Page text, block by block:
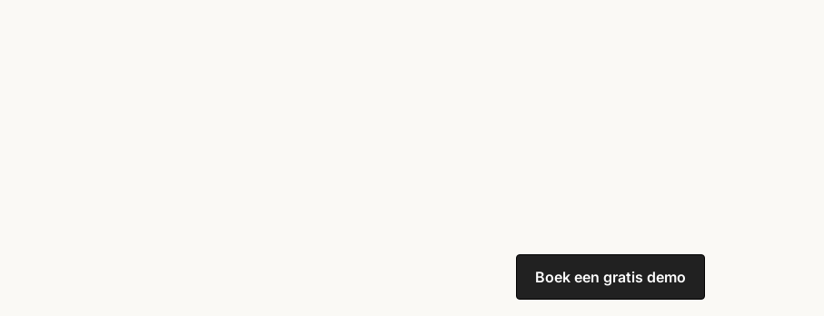
Boek een gratis demo